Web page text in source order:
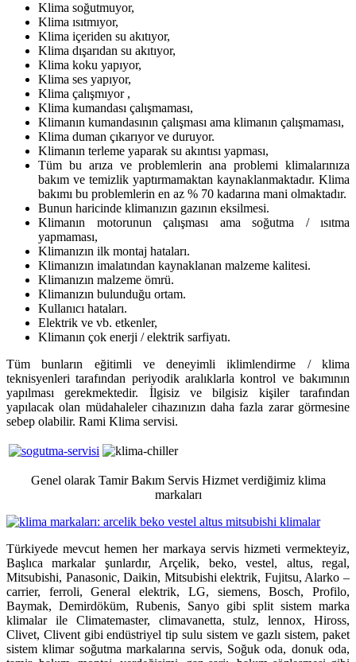
Klima soğutmuyor,
Klima ısıtmıyor,
Klima içeriden su akıtıyor,
Klima dışarıdan su akıtıyor,
Klima koku yapıyor,
Klima ses yapıyor,
Klima çalışmıyor ,
Klima kumandası çalışmaması,
Klimanın kumandasının çalışması ama klimanın çalışmaması,
Klima duman çıkarıyor ve duruyor.
Klimanın terleme yaparak su akıntısı yapması,
Tüm bu arıza ve problemlerin ana problemi klimalarınıza
bakım ve temizlik yaptırmamaktan kaynaklanmaktadır. Klima
bakımı bu problemlerin en az % 70 kadarına mani olmaktadır.
Bunun haricinde klimanızın gazının eksilmesi.
Klimanın motorunun çalışması ama soğutma / ısıtma
yapmaması,
Klimanızın ilk montaj hataları.
Klimanızın imalatından kaynaklanan malzeme kalitesi.
Klimanızın malzeme ömrü.
Klimanızın bulunduğu ortam.
Kullanıcı hataları.
Elektrik ve vb. etkenler,
Klimanın çok enerji / elektrik sarfiyatı.
Tüm bunların eğitimli ve deneyimli iklimlendirme / klima
teknisyenleri tarafından periyodik aralıklarla kontrol ve bakımının
yapılması gerekmektedir. İlgisiz ve bilgisiz kişiler tarafından
yapılacak olan müdahaleler cihazınızın daha fazla zarar görmesine
sebep olabilir. Rami Klima servisi.
Genel olarak Tamir Bakım Servis Hizmet verdiğimiz klima
markaları
Türkiyede mevcut hemen her markaya servis hizmeti vermekteyiz,
Başlıca markalar şunlardır, Arçelik, beko, vestel, altus, regal,
Mitsubishi, Panasonic, Daikin, Mitsubishi elektrik, Fujitsu, Alarko –
carrier, ferroli, General elektrik, LG, siemens, Bosch, Profilo,
Baymak, Demirdöküm, Rubenis, Sanyo gibi split sistem marka
klimalar ile Climatemaster, climavanetta, stulz, lennox, Hiross,
Clivet, Clivent gibi endüstriyel tip sulu sistem ve gazlı sistem, paket
sistem klimar soğutma markalarına servis, Soğuk oda, donuk oda,